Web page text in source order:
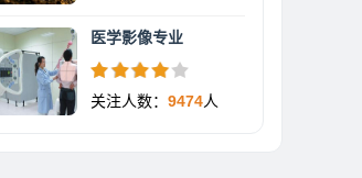
医学影像专业
关注人数： 9474人